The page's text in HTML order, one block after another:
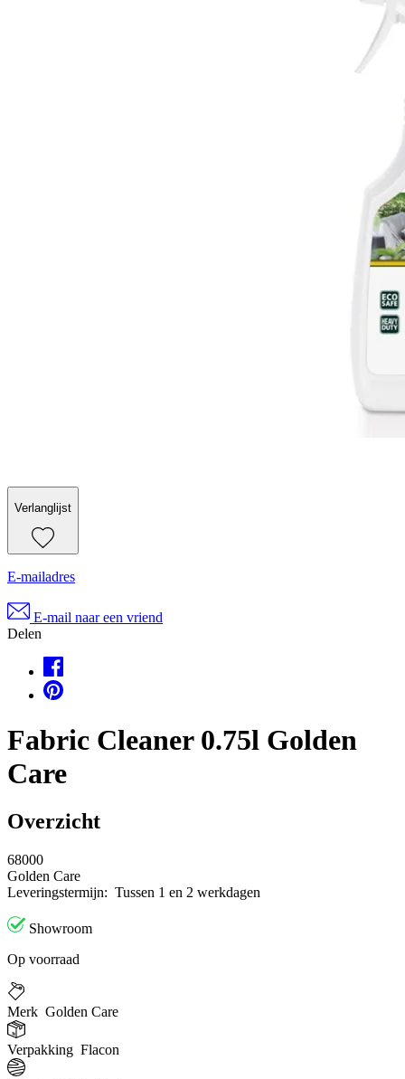
Verlanglijst
E-mailadres
E-mail naar een vriend
Delen
Fabric Cleaner 0.75l Golden
Care
Overzicht
68000
Golden Care
Leveringstermijn: Tussen 1 en 2 werkdagen
Showroom
Op voorraad
Merk Golden Care
Verpakking Flacon